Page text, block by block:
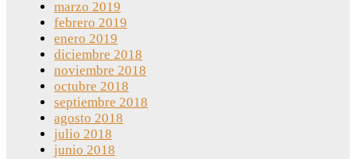
marzo 2019
febrero 2019
enero 2019
diciembre 2018
noviembre 2018
octubre 2018
septiembre 2018
agosto 2018
julio 2018
junio 2018